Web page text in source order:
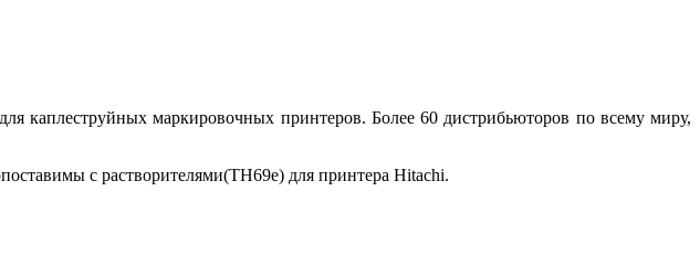
каплеструйных маркировочных принтеров. Более 60 дистрибьюторов по всему миру,
с растворителями(TH69e) для принтера Hitachi.